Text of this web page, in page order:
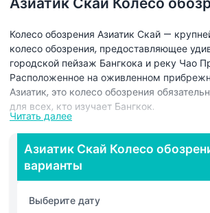
Колесо обозрения Азиатик Скай —
колесо обозрения, предоставляющее
городской пейзаж Бангкока и реку Чао
Расположенное на оживленном
Азиатик, это колесо обозрения
для всех, кто изучает Бангкок.
Днем вы можете наслаждаться четкими
суетливый рынок внизу. Вечером колесо
предлагает волшебный опыт с
романтической атмосферой. Это
города.
Читать далее
Азиатик Скай Колесо
варианты
Выберите дату